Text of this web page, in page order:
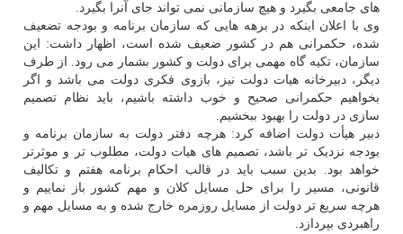
های جامعی بگیرد و هیچ سازمانی نمی تواند جای آنرا بگیرد.
وی با اعلان اینکه در برهه هایی که سازمان برنامه و بودجه تضعیف
شده، حکمرانی هم در کشور ضعیف شده است، اظهار داشت: این
سازمان، تکیه گاه مهمی برای دولت و کشور بشمار می رود. از طرف
دیگر، دبیرخانه هیات دولت نیز، بازوی فکری دولت می باشد و اگر
بخواهیم حکمرانی صحیح و خوب داشته باشیم، باید نظام تصمیم
سازی در دولت را بهبود ببخشیم.
دبیر هیأت دولت اضافه کرد: هرچه دفتر دولت به سازمان برنامه و
بودجه نزدیک تر باشد، تصمیم های هیات دولت، مطلوب تر و موثرتر
خواهد بود. بدین سبب باید در قالب احکام برنامه هفتم و تکالیف
قانونی، مسیر را برای حل مسایل کلان و مهم کشور باز نماییم و
هرچه سریع تر دولت از مسایل روزمره خارج شده و به مسایل مهم و
راهبردی بپردازد.